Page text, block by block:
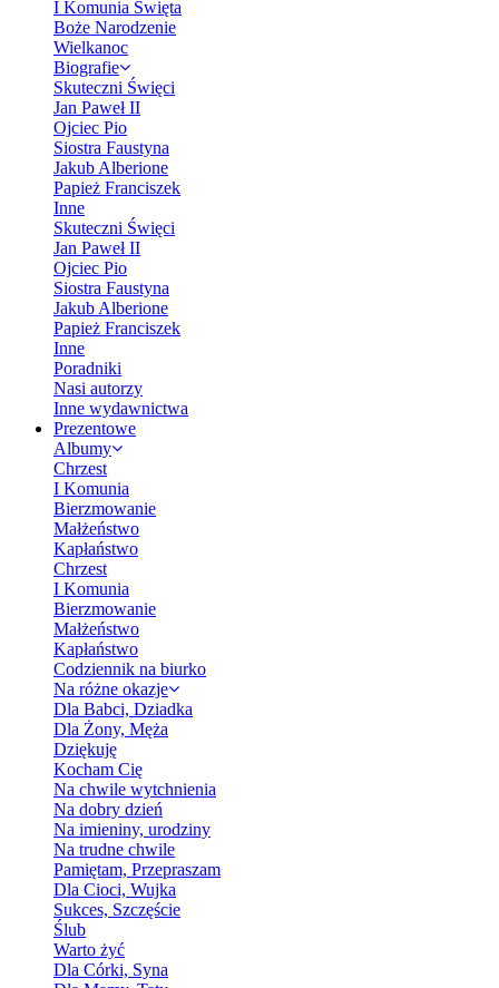
I Komunia Święta
Boże Narodzenie
Wielkanoc
Biografie
Skuteczni Święci
Jan Paweł II
Ojciec Pio
Siostra Faustyna
Jakub Alberione
Papież Franciszek
Inne
Skuteczni Święci
Jan Paweł II
Ojciec Pio
Siostra Faustyna
Jakub Alberione
Papież Franciszek
Inne
Poradniki
Nasi autorzy
Inne wydawnictwa
Prezentowe
Albumy
Chrzest
I Komunia
Bierzmowanie
Małżeństwo
Kapłaństwo
Chrzest
I Komunia
Bierzmowanie
Małżeństwo
Kapłaństwo
Codziennik na biurko
Na różne okazje
Dla Babci, Dziadka
Dla Żony, Męża
Dziękuję
Kocham Cię
Na chwile wytchnienia
Na dobry dzień
Na imieniny, urodziny
Na trudne chwile
Pamiętam, Przepraszam
Dla Cioci, Wujka
Sukces, Szczęście
Ślub
Warto żyć
Dla Córki, Syna